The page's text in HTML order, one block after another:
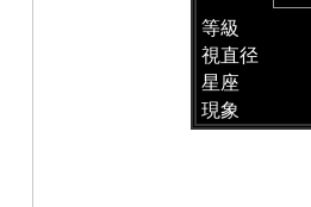
等級
視直径
星座
現象